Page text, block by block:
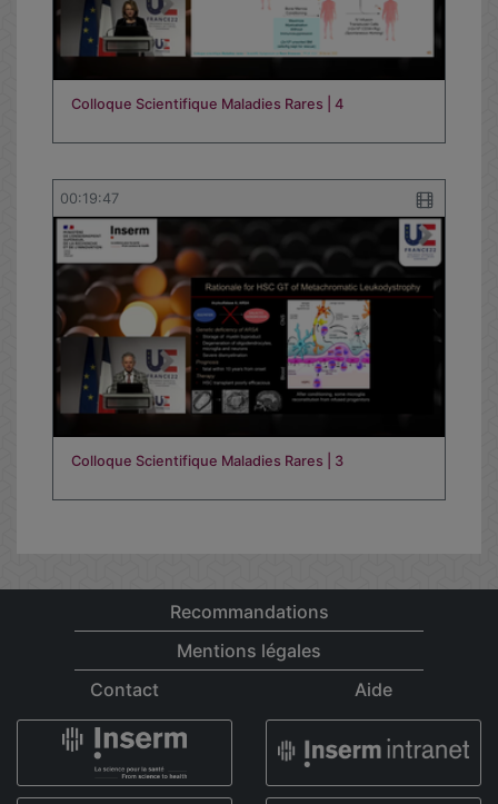
Colloque Scientifique Maladies Rares | 4
00:19:47
Colloque Scientifique Maladies Rares | 3
Recommandations
Mentions légales
Contact
Aide